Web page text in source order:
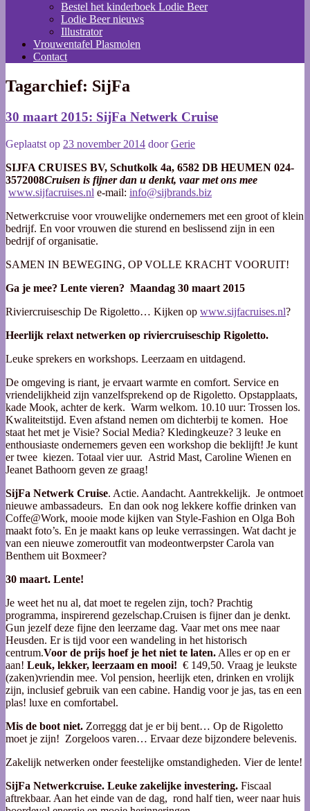
Bestel het kinderboek Lodie Beer
Lodie Beer nieuws
Illustrator
Vrouwentafel Plasmolen
Contact
Tagarchief: SijFa
30 maart 2015: SijFa Netwerk Cruise
Geplaatst op 23 november 2014 doorGerie
SIJFA CRUISES BV, Schutkolk 4a, 6582 DB HEUMEN 024-
3572008Cruisen is fijner dan u denkt, vaar met ons mee
www.sijfacruises.nl e-mail: info@sijbrands.biz
Netwerkcruise voor vrouwelijke ondernemers met een groot of klein
bedrijf. En voor vrouwen die sturend en beslissend zijn in een
bedrijf of organisatie.
SAMEN IN BEWEGING, OP VOLLE KRACHT VOORUIT!
Ga je mee? Lente vieren? Maandag 30 maart 2015
Riviercruiseschip De Rigoletto… Kijken op www.sijfacruises.nl?
Heerlijk relaxt netwerken op riviercruiseschip Rigoletto.
Leuke sprekers en workshops. Leerzaam en uitdagend.
De omgeving is riant, je ervaart warmte en comfort. Service en
vriendelijkheid zijn vanzelfsprekend op de Rigoletto. Opstapplaats,
kade Mook, achter de kerk. Warm welkom. 10.10 uur: Trossen los.
Kwaliteitstijd. Even afstand nemen om dichterbij te komen. Hoe
staat het met je Visie? Social Media? Kledingkeuze? 3 leuke en
enthousiaste ondernemers geven een workshop die beklijft! Je kunt
er twee kiezen. Totaal vier uur. Astrid Mast, Caroline Wienen en
Jeanet Bathoorn geven ze graag!
SijFa Netwerk Cruise. Actie. Aandacht. Aantrekkelijk. Je ontmoet
nieuwe ambassadeurs. En dan ook nog lekkere koffie drinken van
Coffe@Work, mooie mode kijken van Style-Fashion en Olga Boh
maakt foto’s. En je maakt kans op leuke verrassingen. Wat dacht je
van een nieuwe zomeroutfit van modeontwerpster Carola van
Benthem uit Boxmeer?
30 maart. Lente!
Je weet het nu al, dat moet te regelen zijn, toch? Prachtig
programma, inspirerend gezelschap.Cruisen is fijner dan je denkt.
Gun jezelf deze fijne den leerzame dag. Vaar met ons mee naar
Heusden. Er is tijd voor een wandeling in het historisch
centrum.Voor de prijs hoef je het niet te laten. Alles er op en er
aan! Leuk, lekker, leerzaam en mooi! € 149,50. Vraag je leukste
(zaken)vriendin mee. Vol pension, heerlijk eten, drinken en vrolijk
zijn, inclusief gebruik van een cabine. Handig voor je jas, tas en een
plas! luxe en comfortabel.
Mis de boot niet. Zorreggg dat je er bij bent… Op de Rigoletto
moet je zijn! Zorgeloos varen… Ervaar deze bijzondere belevenis.
Zakelijk netwerken onder feestelijke omstandigheden. Vier de lente!
SijFa Netwerkcruise. Leuke zakelijke investering. Fiscaal
aftrekbaar. Aan het einde van de dag, rond half tien, weer naar huis